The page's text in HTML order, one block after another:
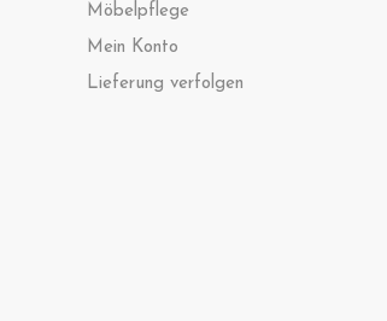
Möbelpflege
Mein Konto
Lieferung verfolgen